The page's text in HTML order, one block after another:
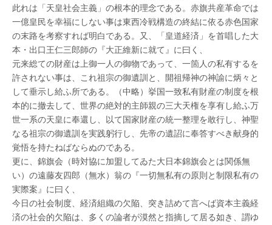
此れは「天皇社会主義」の根本的理念である。赤旗共産革命では
一億皇民を幸福にしない事は東西冷戦構造の終結に依る赤色国家
の末路を考察すれば明白である。又、「皇道経済」を首唱した大
本・出口王仁三郎師の『大正維新に就て』に曰く、
元来総ての財産は上御一人の御物であって、一箇人の私有するを
許されない事は、これ祖宗の御遺訓と、開祖帰神の神諭に炳々と
して垂示し給ふ所である。（中略）挙国一致私有財産の制度を根
本的に撤去して、世界の絶対的主師親の三大天権を享有し給ふ万
世一系の天皇に奉還し、以て国家財産の統一整理を敢行し、神聖
なる祖宗の御遺訓を実践躬行し、先帝の遺詔に奉答すべき献身的
覚悟を持たねばならぬのである。
更に、錦旗会（時対協に加盟してゐた大日本錦旗会とは関係無
い）の遠藤友四郎（無水）翁の『一切無私有の原則と制限私有の
実際案』に曰く、
今日の社会制度、経済組織の欠陥、突き詰めて言へば資本主義経
済の社会的欠陥は、多くの論者が漠然と指摘して居る如き、謂ゆ